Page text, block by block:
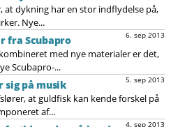
at dykning har en stor indflydelse på,
Nye...
6. sep 2013
fra Scubapro
med nye materialer er det,
Scubapro-...
5. sep 2013
sig på musik
at guldfisk kan kende forskel på
af...
4. sep 2013